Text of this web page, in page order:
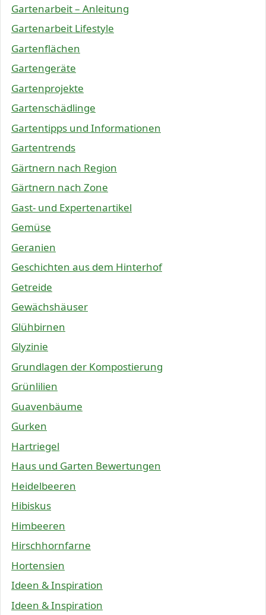
Gartenarbeit – Anleitung
Gartenarbeit Lifestyle
Gartenflächen
Gartengeräte
Gartenprojekte
Gartenschädlinge
Gartentipps und Informationen
Gartentrends
Gärtnern nach Region
Gärtnern nach Zone
Gast- und Expertenartikel
Gemüse
Geranien
Geschichten aus dem Hinterhof
Getreide
Gewächshäuser
Glühbirnen
Glyzinie
Grundlagen der Kompostierung
Grünlilien
Guavenbäume
Gurken
Hartriegel
Haus und Garten Bewertungen
Heidelbeeren
Hibiskus
Himbeeren
Hirschhornfarne
Hortensien
Ideen & Inspiration
Ideen & Inspiration